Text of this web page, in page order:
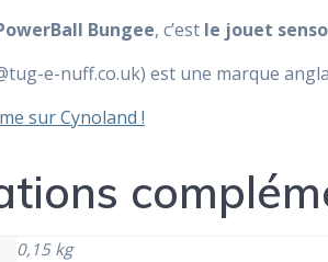
Bungee, c’est le jouet
e-nuff.co.uk) est une marque
sur Cynoland !
0,15 kg